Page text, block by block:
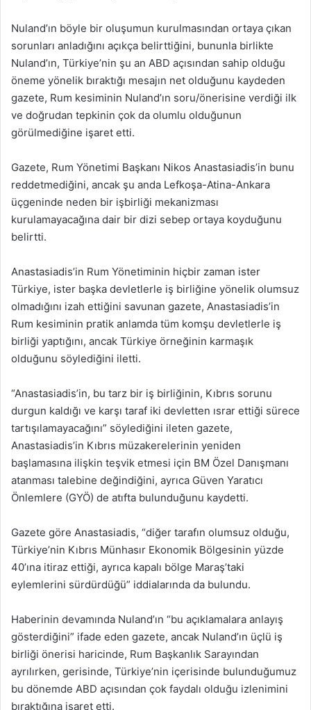
Nuland’ın böyle bir oluşumun kurulmasından ortaya çıkan
sorunları anladığını açıkça belirttiğini, bununla birlikte
Nuland’ın, Türkiye’nin şu an ABD açısından sahip olduğu
öneme yönelik bıraktığı mesajın net olduğunu kaydeden
gazete, Rum kesiminin Nuland’ın soru/önerisine verdiği ilk
ve doğrudan tepkinin çok da olumlu olduğunun
görülmediğine işaret etti.
Gazete, Rum Yönetimi Başkanı Nikos Anastasiadis’in bunu
reddetmediğini, ancak şu anda Lefkoşa-Atina-Ankara
üçgeninde neden bir işbirliği mekanizması
kurulamayacağına dair bir dizi sebep ortaya koyduğunu
belirtti.
Anastasiadis’in Rum Yönetiminin hiçbir zaman ister
Türkiye, ister başka devletlerle iş birliğine yönelik olumsuz
olmadığını izah ettiğini savunan gazete, Anastasiadis’in
Rum kesiminin pratik anlamda tüm komşu devletlerle iş
birliği yaptığını, ancak Türkiye örneğinin karmaşık
olduğunu söylediğini iletti.
“Anastasiadis’in, bu tarz bir iş birliğinin, Kıbrıs sorunu
durgun kaldığı ve karşı taraf iki devletten ısrar ettiği sürece
tartışılamayacağını” söylediğini ileten gazete,
Anastasiadis’in Kıbrıs müzakerelerinin yeniden
başlamasına ilişkin teşvik etmesi için BM Özel Danışmanı
atanması talebine değindiğini, ayrıca Güven Yaratıcı
Önlemlere (GYÖ) de atıfta bulunduğunu kaydetti.
Gazete göre Anastasiadis, “diğer tarafın olumsuz olduğu,
Türkiye’nin Kıbrıs Münhasır Ekonomik Bölgesinin yüzde
40’ına itiraz ettiği, ayrıca kapalı bölge Maraş’taki
eylemlerini sürdürdüğü” iddialarında da bulundu.
Haberinin devamında Nuland’ın “bu açıklamalara anlayış
gösterdiğini” ifade eden gazete, ancak Nuland’ın üçlü iş
birliği önerisi haricinde, Rum Başkanlık Sarayından
ayrılırken, gerisinde, Türkiye’nin içerisinde bulunduğumuz
bu dönemde ABD açısından çok faydalı olduğu izlenimini
bıraktığına işaret etti.